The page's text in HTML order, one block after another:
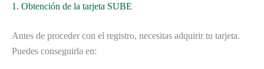
1. Obtención de la tarjeta SUBE
Antes de proceder con el registro, necesitas adquirir tu tarjeta.
Puedes conseguirla en: